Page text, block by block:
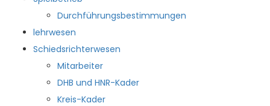
Durchführungsbestimmungen
lehrwesen
Schiedsrichterwesen
Mitarbeiter
DHB und HNR-Kader
Kreis-Kader